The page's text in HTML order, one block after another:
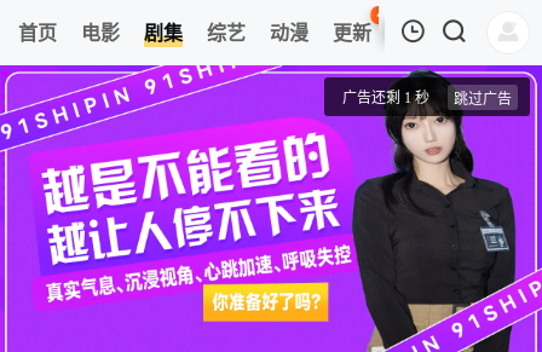
首页 电影 剧集 综艺 动漫 更新
41
热榜 APP
我的观影记录
1
狐妖小红娘·月红篇
清空